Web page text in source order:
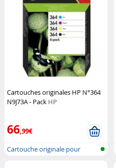
Cartouches originales HP N°364
N9J73A - Pack HP
66,99€
Cartouche originale pour